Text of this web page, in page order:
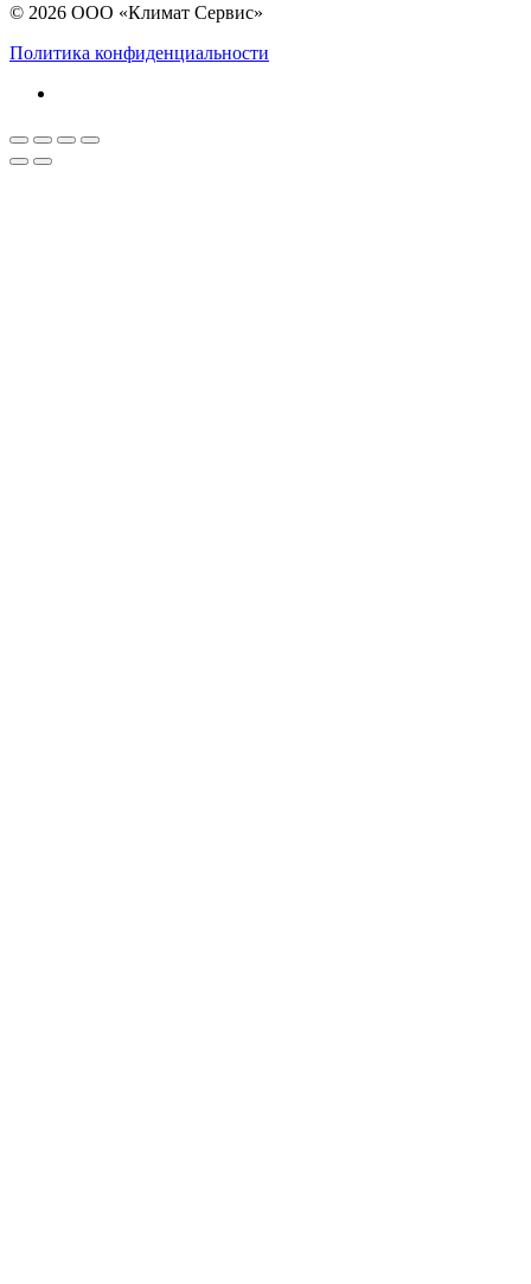
© 2026 ООО «Климат Сервис»
Политика конфиденциальности